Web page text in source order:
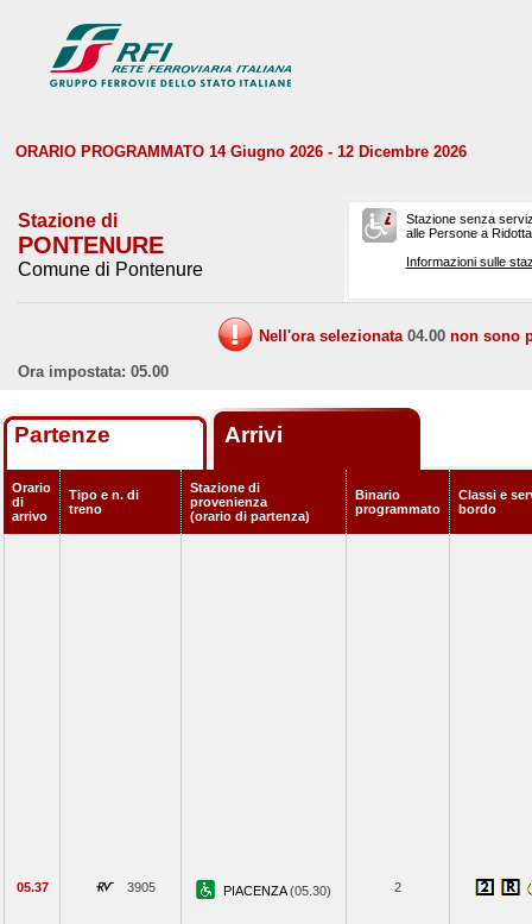
ORARIO PROGRAMMATO 14 Giugno 2026 - 12 Dicembre 2026
Stazione di
PONTENURE
Comune di Pontenure
Stazione senza
alle Persone a
Informazioni sulle
Nell'ora selezionata 04.00 non sono
Ora impostata: 05.00
Partenze Arrivi
Orario
di
arrivo
Tipo e n. di
treno
Stazione di
provenienza
(orario di partenza)
Binario
programmato
Classi e
bordo
05.37 3905 PIACENZA(05.30) 2